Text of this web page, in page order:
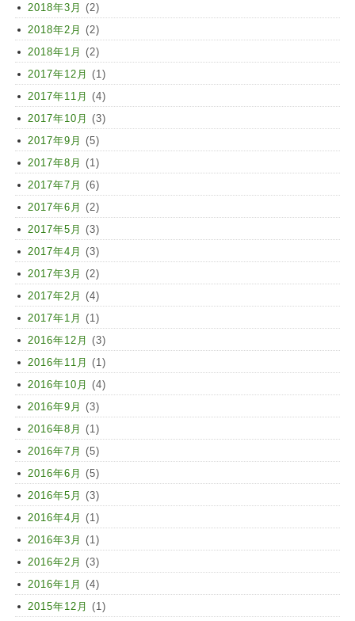
2018年3月 (2)
2018年2月 (2)
2018年1月 (2)
2017年12月 (1)
2017年11月 (4)
2017年10月 (3)
2017年9月 (5)
2017年8月 (1)
2017年7月 (6)
2017年6月 (2)
2017年5月 (3)
2017年4月 (3)
2017年3月 (2)
2017年2月 (4)
2017年1月 (1)
2016年12月 (3)
2016年11月 (1)
2016年10月 (4)
2016年9月 (3)
2016年8月 (1)
2016年7月 (5)
2016年6月 (5)
2016年5月 (3)
2016年4月 (1)
2016年3月 (1)
2016年2月 (3)
2016年1月 (4)
2015年12月 (1)